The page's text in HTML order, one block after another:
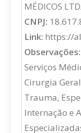
MÉDICOS
CNPJ:
Link: https://
Observações:
Serviços
Cirurgia
Trauma,
Internação e